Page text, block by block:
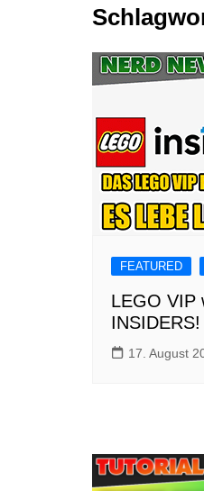
Tutorials
NerdStuff
Retroecke
Building
FEATURED
LEGO VIP
17. August